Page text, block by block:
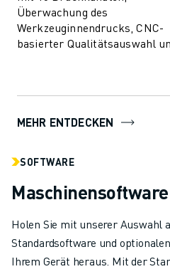
Überwachung des
Werkzeuginnendrucks, CNC-
basierter Qualitätsauswahl
MEHR ENTDECKEN
SOFTWARE
Maschinensoftware
Holen Sie mit unserer Auswahl
Standardsoftware und
Ihrem Gerät heraus. Mit der